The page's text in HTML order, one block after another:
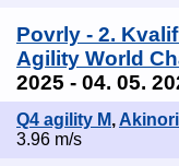
Povrly - 2.
Agility World
2025 - 04. 05.
Q4 agility M,
3.96 m/s